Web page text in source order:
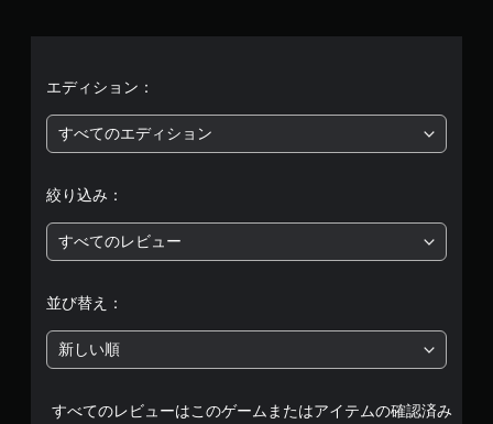
評
は
5
階
中
エディション：
すべてのエディション
絞り込み：
すべてのレビュー
並び替え：
新しい順
すべてのレビューはこのゲームまたはアイテムの確認済み